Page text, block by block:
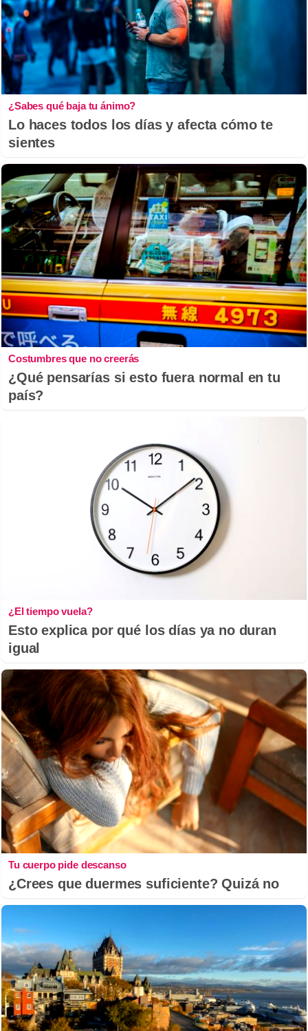
¿Sabes qué baja tu ánimo?
Lo haces todos los días y afecta cómo te
sientes
Costumbres que no creerás
¿Qué pensarías si esto fuera normal en tu
país?
¿El tiempo vuela?
Esto explica por qué los días ya no duran
igual
Tu cuerpo pide descanso
¿Crees que duermes suficiente? Quizá no